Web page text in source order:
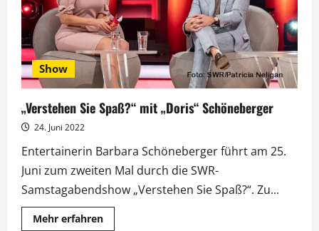
Show
„Verstehen Sie Spaß?“ mit „Doris“ Schöneberger
24. Juni 2022
Entertainerin Barbara Schöneberger führt am 25.
Juni zum zweiten Mal durch die SWR-
Samstagabendshow „Verstehen Sie Spaß?“. Zu...
Mehr erfahrenMehr
Informationen